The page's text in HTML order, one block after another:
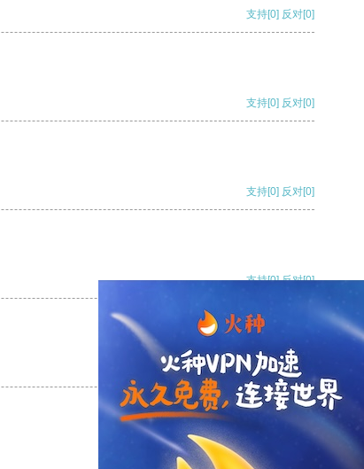
支持[0] 反对[0]
支持[0] 反对[0]
支持[0] 反对[0]
支持[0] 反对[0]
支持[0] 反对
支持